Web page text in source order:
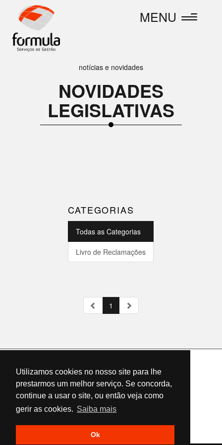
Utilizamos cookies no nosso site para lhe
prestarmos um melhor serviço. Se concorda,
continue a usar o site, ou então veja como
gerir as cookies. Saiba mais
Ok
MENU
Toggle
notícias e novidades
NOVIDADES
LEGISLATIVAS
CATEGORIAS
Todas as Categorias
Livro de Reclamações
1
QUEM SOMOS
SERVIÇOS
NOVIDADES LEGISLATIVAS
CONTACTOS